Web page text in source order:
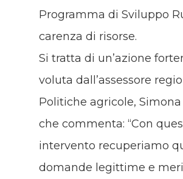
Programma di Sviluppo
carenza di risorse.
Si tratta di un’azione
voluta dall’assessore
Politiche agricole,
che commenta: “Con
intervento recuperiamo
domande legittime e